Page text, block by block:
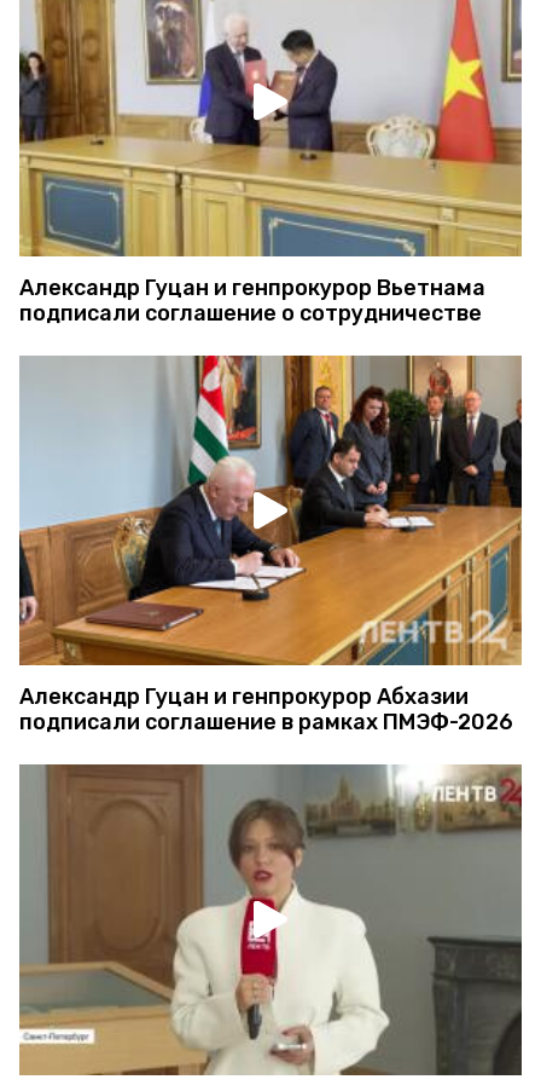
Александр Гуцан и генпрокурор Вьетнама
подписали соглашение о сотрудничестве
Александр Гуцан и генпрокурор Абхазии
подписали соглашение в рамках ПМЭФ-2026